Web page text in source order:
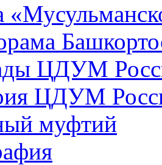
ЦДУМ
ЦДУМ
муфтий